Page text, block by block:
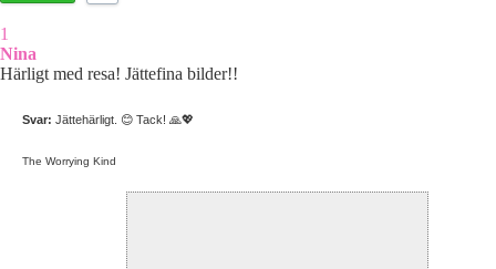
1
Nina
Härligt med resa! Jättefina bilder!!
Svar: Jättehärligt. 😊 Tack! 🙏💖
The Worrying Kind